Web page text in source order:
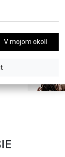
V mojom okolí